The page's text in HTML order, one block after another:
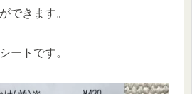
できます。
ートです。